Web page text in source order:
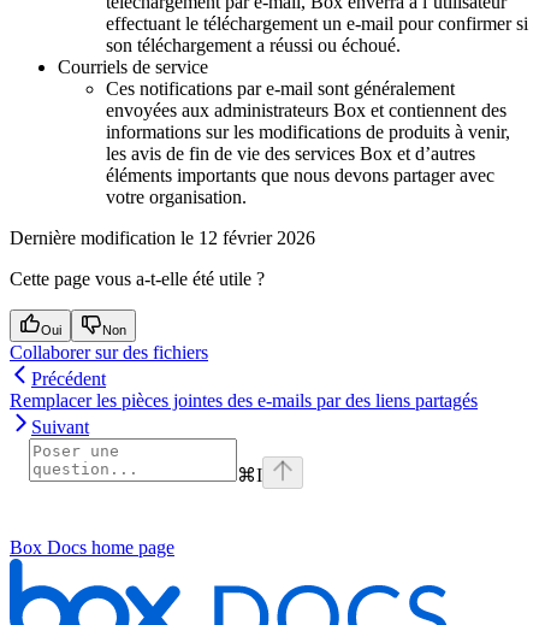
effectuant le téléchargement un e-mail pour confirmer si
son téléchargement a réussi ou échoué.
Courriels de service
Ces notifications par e-mail sont généralement
envoyées aux administrateurs Box et contiennent des
informations sur les modifications de produits à venir,
les avis de fin de vie des services Box et d’autres
éléments importants que nous devons partager avec
votre organisation.
Dernière modification le 12 février 2026
Cette page vous a-t-elle été utile ?
Oui Non
Collaborer sur des fichiers
Précédent
Remplacer les pièces jointes des e-mails par des liens partagés
Suivant
⌘I
Box Docs home page